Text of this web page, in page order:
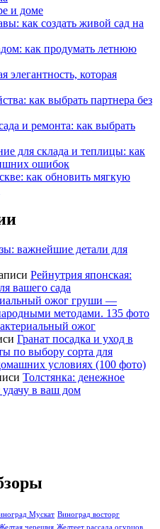
и доме
как создать живой сад на
как продумать летнюю
элегантность, которая
как выбрать партнера без
и ремонта: как выбрать
для склада и теплицы: как
ошибок
как обновить мягкую
важнейшие детали для
Рейнутрия японская:
вашего сада
ожог груши —
методами. 135 фото
ожог
Гранат посадка и уход в
по выбору сорта для
условиях (100 фото)
Толстянка: денежное
удачу в ваш дом
Мускат Виноград восторг
черешня Желтеет рассада огурцов